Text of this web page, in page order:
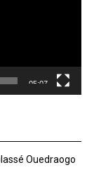
05:07
Ouedraogo